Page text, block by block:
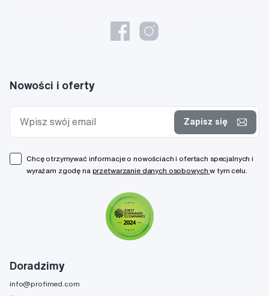
Doradzimy
info@profimed.com
Nowości i oferty
Zapisz się
Chcę otrzymywać informacje o nowościach i ofertach specjalnych i
wyrażam zgodę na przetwarzanie danych osobowychw tym celu.